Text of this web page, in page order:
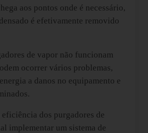
aos pontos onde é necessário,
é efetivamente removido
de vapor não funcionam
ocorrer vários problemas,
a danos no equipamento e
eficiência dos purgadores de
implementar um sistema de